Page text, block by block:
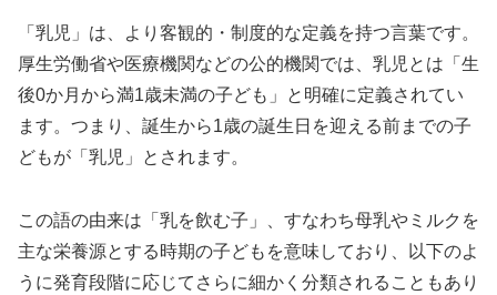
「乳児」は、より客観的・制度的な定義を持つ言葉です。
厚生労働省や医療機関などの公的機関では、乳児とは「生
後0か月から満1歳未満の子ども」と明確に定義されてい
ます。つまり、誕生から1歳の誕生日を迎える前までの子
どもが「乳児」とされます。
この語の由来は「乳を飲む子」、すなわち母乳やミルクを
主な栄養源とする時期の子どもを意味しており、以下のよ
うに発育段階に応じてさらに細かく分類されることもあり